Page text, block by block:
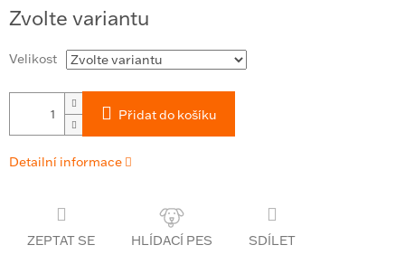
cena:
Zvolte variantu
Velikost
Přidat do košíku
Detailní informace
ZEPTAT SE SDÍLET